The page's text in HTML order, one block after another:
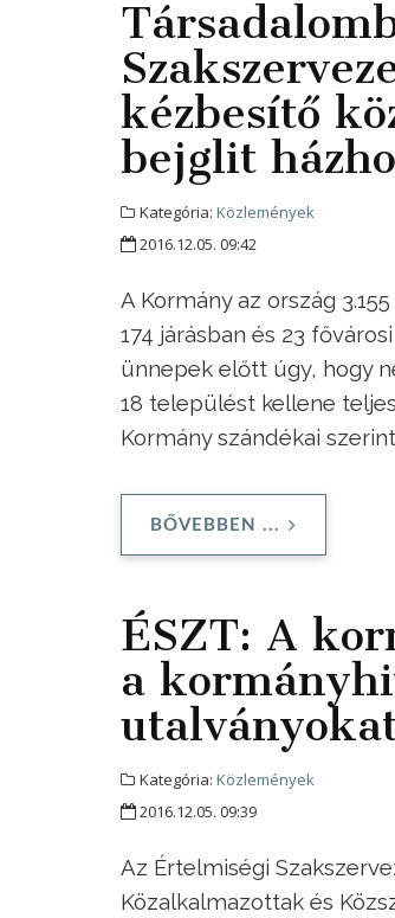
kézbesítő
bejglit
Kategória: Közlemények
2016.12.05. 09:42
A Kormány az ország
174 járásban és 23
ünnepek előtt úgy, hogy
18 települést kellene
Kormány szándékai
BŐVEBBEN ...
ÉSZT: A
a
Kategória: Közlemények
2016.12.05. 09:39
Az Értelmiségi
Közalkalmazottak és